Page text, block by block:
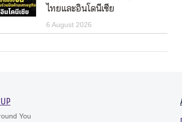
ไทยและอินโดนีเซีย
6 August 2026
You